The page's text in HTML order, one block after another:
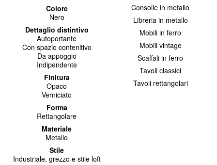
Colore
Nero
Dettaglio distintivo
Autoportante
Con spazio contenitivo
Da appoggio
Indipendente
Finitura
Opaco
Verniciato
Forma
Rettangolare
Materiale
Metallo
Stile
Industriale, grezzo e stile loft
Consolle in metallo
Libreria in metallo
Mobili in ferro
Mobili vintage
Scaffali in ferro
Tavoli classici
Tavoli rettangolari